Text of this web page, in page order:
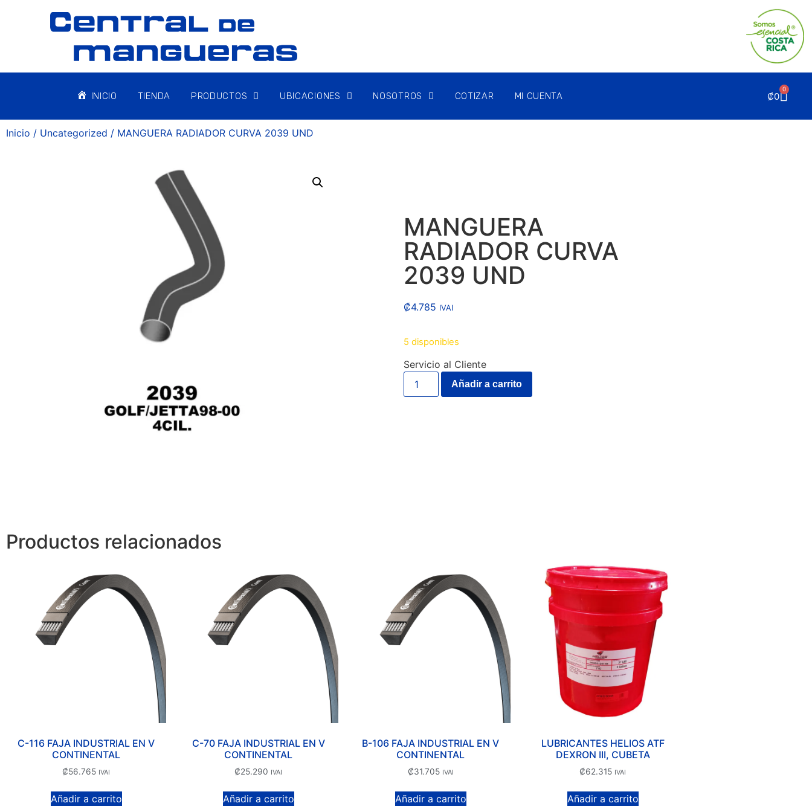
INICIO TIENDA PRODUCTOS UBICACIONES NOSOTROS COTIZAR MI CUENTA ₡0
0
Inicio / Uncategorized / MANGUERA RADIADOR CURVA 2039 UND
MANGUERA
RADIADOR CURVA
2039 UND
₡4.785 IVAI
5 disponibles
Servicio al Cliente
Añadir a carrito
Productos relacionados
C-116 FAJA INDUSTRIAL EN V
CONTINENTAL
₡56.765 IVAI
Añadir a carrito
C-70 FAJA INDUSTRIAL EN V
CONTINENTAL
₡25.290 IVAI
Añadir a carrito
B-106 FAJA INDUSTRIAL EN V
CONTINENTAL
₡31.705 IVAI
Añadir a carrito
LUBRICANTES HELIOS ATF
DEXRON III, CUBETA
₡62.315 IVAI
Añadir a carrito